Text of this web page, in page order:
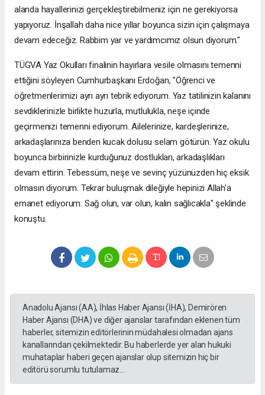
alanda hayallerinizi gerçekleştirebilmeniz için ne gerekiyorsa
yapıyoruz. İnşallah daha nice yıllar boyunca sizin için çalışmaya
devam edeceğiz. Rabbim yar ve yardımcımız olsun diyorum."
TÜGVA Yaz Okulları finalinin hayırlara vesile olmasını temenni
ettiğini söyleyen Cumhurbaşkanı Erdoğan, "Öğrenci ve
öğretmenlerimizi ayrı ayrı tebrik ediyorum. Yaz tatilinizin kalanını
sevdiklerinizle birlikte huzurla, mutlulukla, neşe içinde
geçirmenizi temenni ediyorum. Ailelerinize, kardeşlerinize,
arkadaşlarınıza benden kucak dolusu selam götürün. Yaz okulu
boyunca birbirinizle kurduğunuz dostlukları, arkadaşlıkları
devam ettirin. Tebessüm, neşe ve sevinç yüzünüzden hiç eksik
olmasın diyorum. Tekrar buluşmak dileğiyle hepinizi Allah'a
emanet ediyorum. Sağ olun, var olun, kalın sağlıcakla" şeklinde
konuştu.
Anadolu Ajansı (AA), İhlas Haber Ajansı (İHA), Demirören
Haber Ajansı (DHA) ve diğer ajanslar tarafından eklenen tüm
haberler, sitemizin editörlerinin müdahalesi olmadan ajans
kanallarından çekilmektedir. Bu haberlerde yer alan hukuki
muhataplar haberi geçen ajanslar olup sitemizin hiç bir
editörü sorumlu tutulamaz...